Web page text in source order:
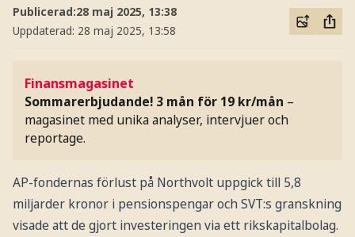
Publicerad:28 maj 2025, 13:38
Uppdaterad: 28 maj 2025, 13:58
Finansmagasinet
Sommarerbjudande! 3 mån för 19 kr/mån –
magasinet med unika analyser, intervjuer och
reportage.
AP-fondernas förlust på Northvolt uppgick till 5,8
miljarder kronor i pensionspengar och SVT:s granskning
visade att de gjort investeringen via ett rikskapitalbolag.